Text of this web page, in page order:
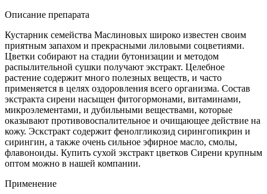
Описание препарата
Кустарник семейства Маслиновых широко известен своим
приятным запахом и прекрасными лиловыми соцветиями.
Цветки собирают на стадии бутонизации и методом
распылительной сушки получают экстракт. Целебное
растение содержит много полезных веществ, и часто
применяется в целях оздоровления всего организма. Состав
экстракта сирени насыщен фитогормонами, витаминами,
микроэлементами, и дубильными веществами, которые
оказывают противовоспалительное и очищающее действие на
кожу. Эскстракт содержит фенолгликозид сирингопикрин и
сирингин, а также очень сильное эфирное масло, смолы,
флавоноиды. Купить сухой экстракт цветков Сирени крупным
оптом можно в нашей компании.
Применение